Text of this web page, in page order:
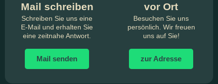
Mail schreiben
Schreiben Sie uns eine
E-Mail und erhalten Sie
eine zeitnahe Antwort.
Mail senden
vor Ort
Besuchen Sie uns
persönlich. Wir freuen
uns auf Sie!
zur Adresse